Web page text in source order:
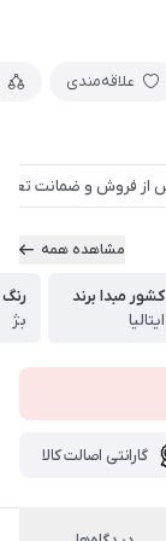
علاقه‌مندی
مشاهده همه
کشور مبدا برند
ایتالیا
رنگ
بژ
گارانتی اصالت کالا